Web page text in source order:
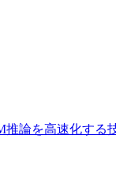
論を高速化す